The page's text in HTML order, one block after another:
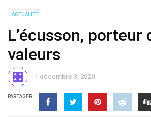
ACTUALITÉ
L’écusson, porteur
valeurs
décembre 3, 2020
PARTAGER